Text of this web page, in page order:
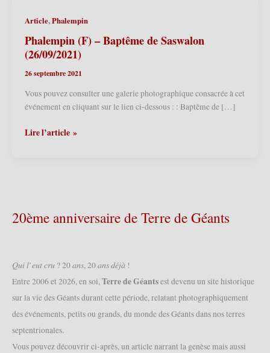
Article,Phalempin
Phalempin (F) – Baptême de Saswalon
(26/09/2021)
26 septembre 2021
Vous pouvez consulter une galerie photographique consacrée à cet
événement en cliquant sur le lien ci-dessous : : Baptême de […]
Phalempin
(26/09/2021)
Lire l’article »
20ème anniversaire de Terre de Géants
𝑄𝑢𝑖 𝑙’𝑒𝑢𝑡 𝑐𝑟𝑢 ? 20 𝑎𝑛𝑠, 20 𝑎𝑛𝑠 𝑑𝑒́𝑗𝑎̀ !
Entre 2006 et 2026, en soi,Terre de Géantsest devenu un site historique
sur la vie des Géants durant cette période, relatant photographiquement
des événements, petits ou grands, du monde des Géants dans nos terres
septentrionales.
Vous pouvez découvrir ci-après, un article narrant la genèse mais aussi